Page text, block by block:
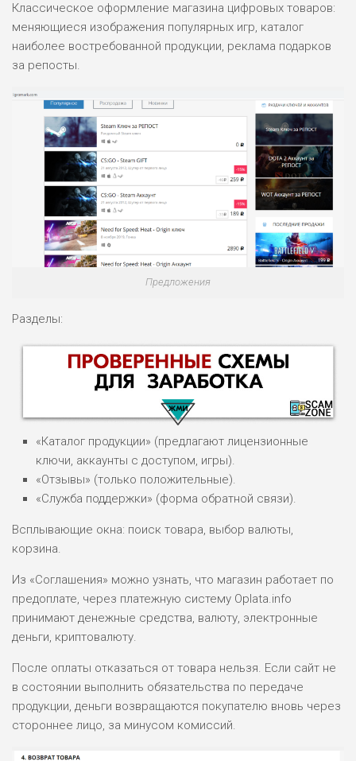
Классическое оформление магазина цифровых товаров:
меняющиеся изображения популярных игр, каталог
наиболее востребованной продукции, реклама подарков
за репосты.
Предложения
Разделы:
РИСКИ: НИЗКИЕ
ДОХОД: ВЫСОКИЙ
ОБЗОР
М СТАВОК
РИСКИ: СРЕДНИЕ
БЮДЖЕТ: НИЗКИЙ
«Каталог продукции» (предлагают лицензионные
ключи, аккаунты с доступом, игры).
«Отзывы» (только положительные).
«Служба поддержки» (форма обратной связи).
Всплывающие окна: поиск товара, выбор валюты,
корзина.
Из «Соглашения» можно узнать, что магазин работает по
предоплате, через платежную систему Oplata.info
принимают денежные средства, валюту, электронные
деньги, криптовалюту.
После оплаты отказаться от товара нельзя. Если сайт не
в состоянии выполнить обязательства по передаче
продукции, деньги возвращаются покупателю вновь через
стороннее лицо, за минусом комиссий.